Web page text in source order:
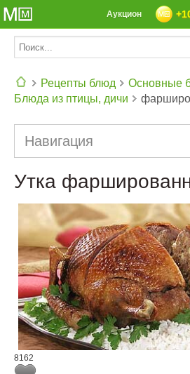
Аукцион
Рецепты блюд
Основные
Блюда из птицы, дичи
Навигация
Утка
8162